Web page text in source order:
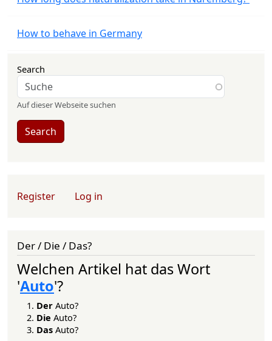
How to behave in Germany
Search
Auf dieser Webseite suchen
Search
User account menu
Register Log in
Der / Die / Das?
Welchen Artikel hat das Wort
'Auto'?
Der Auto?
Die Auto?
Das Auto?